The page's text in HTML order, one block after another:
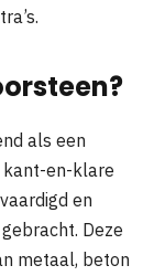
als een
kant-en-klare
en
Deze
metaal, beton